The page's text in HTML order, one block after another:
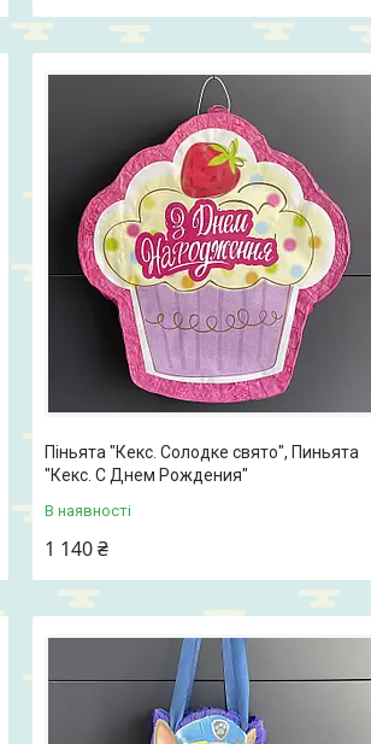
Піньята "Кекс. Солодке свято", Пиньята
"Кекс. С Днем Рождения"
В наявності
1 140 ₴